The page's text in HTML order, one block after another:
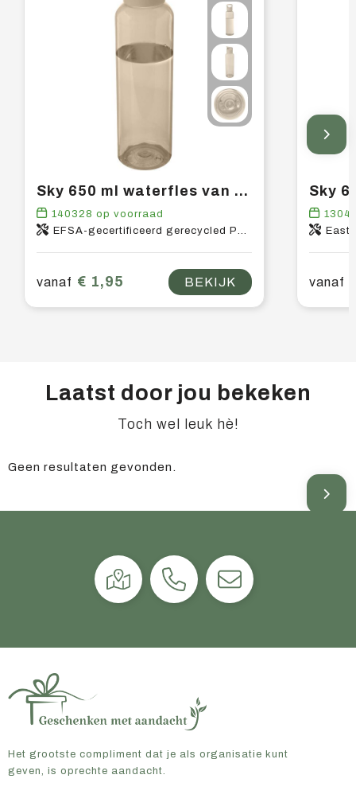
Sky 650 ml waterfles van gerecycled plastic
140328 op voorraad
EFSA-gecertificeerd gerecycled PET-kunststof, PP-kunststof
vanaf € 1,95 BEKIJK vanaf
Laatst door jou bekeken
Toch wel leuk hè!
Geen resultaten gevonden.
Het grootste compliment dat je als organisatie kunt
geven, is oprechte aandacht.